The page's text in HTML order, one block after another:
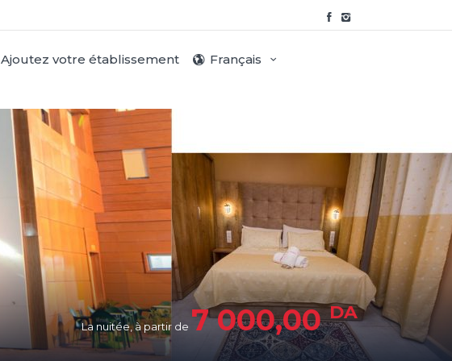
Ajoutez votre établissement
Français
La nuitée, à partir de 7 000,00DA